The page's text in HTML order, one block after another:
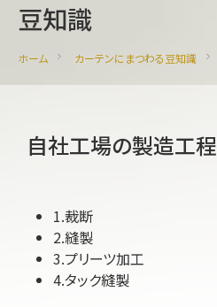
豆知識
ホーム カーテンにまつわる豆知識
自社工場の製造工程
1.裁断
2.縫製
3.プリーツ加工
4.タック縫製